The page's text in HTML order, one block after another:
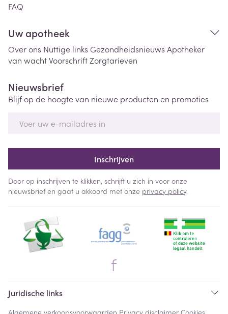
FAQ
Uw apotheek
Over ons Nuttige links Gezondheidsnieuws Apotheker
van wachtVoorschriftZorgtarieven
Nieuwsbrief
Blijf op de hoogte van nieuwe producten en promoties
Inschrijven
Door op inschrijven te klikken, schrijft u zich in voor onze
nieuwsbrief en gaat u akkoord met onze privacy policy.
Juridische links
Algemene verkoopsvoorwaarden Privacy disclaimer Cookies